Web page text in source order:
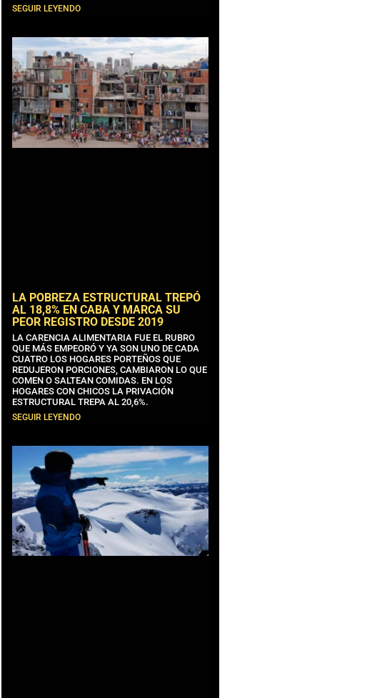
SEGUIR LEYENDO
LA POBREZA ESTRUCTURAL TREPÓ
AL 18,8% EN CABA Y MARCA SU
PEOR REGISTRO DESDE 2019
LA CARENCIA ALIMENTARIA FUE EL RUBRO
QUE MÁS EMPEORÓ Y YA SON UNO DE CADA
CUATRO LOS HOGARES PORTEÑOS QUE
REDUJERON PORCIONES, CAMBIARON LO QUE
COMEN O SALTEAN COMIDAS. EN LOS
HOGARES CON CHICOS LA PRIVACIÓN
ESTRUCTURAL TREPA AL 20,6%.
SEGUIR LEYENDO